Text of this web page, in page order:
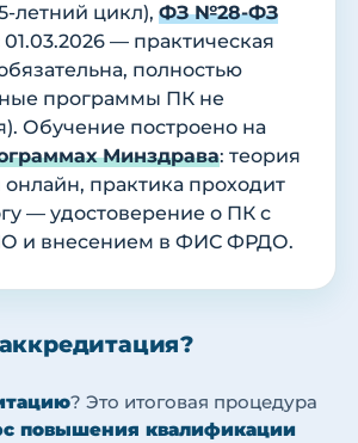
летний цикл), ФЗ №28-ФЗ
01.03.2026 — практическая
полностью
программы ПК не
Обучение построено на
Минздрава: теория
онлайн, практика проходит
— удостоверение о ПК с
и внесением в ФИС ФРДО.
? Это итоговая процедура
повышения квалификации